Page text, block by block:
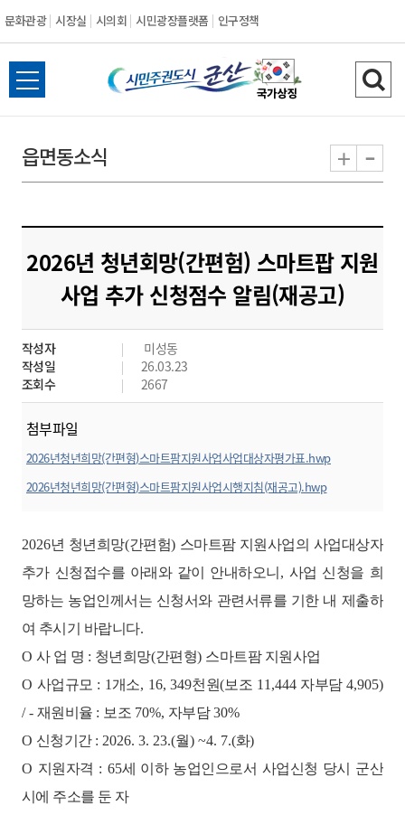
문화관광 시장실 시의회 시민광장플랫폼 인구정책
시
민
도
시
군
산
전
체
뉴
열
검
색
기
읍면동소식 + -
2026년 청년회망(간편험) 스마트팝 지원
사업 추가 신청점수 알림(재공고)
작성자
미성동
작성일
26.03.23
조회수
2667
첨부파일
2026년청년희망(간편형)스마트팜지원사업사업대상자평가표.hwp
미리보기
2026년청년희망(간편형)스마트팜지원사업시행지침(재공고).hwp
2026년 청년희망(간편험) 스마트팜 지원사업의 사업대상자
추가 신청접수를 아래와 같이 안내하오니 , 사업 신청을 희
망하는 농업인께서는 신청서와 관련서류를 기한 내 제출하
여 추시기 바랍니다.
O 사 업 명 : 청년희망(간편형) 스마트팜 지원사업
O 사업규모 : 1 개소, 16, 349천원(보조 11,444 자부담4,905)
/- 재원비율 : 보조 70%, 자부담30%
O 신청기간 : 2026. 3. 23.(월) ~4. 7.(화)
O 지원자격 : 65세 이하 농업인으로서 사업신청 당시 군산
시에 주소를 둔 자